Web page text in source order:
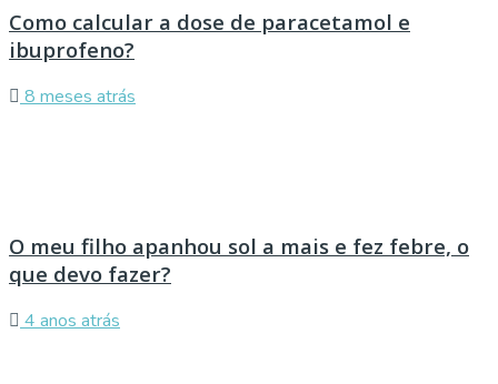
Como calcular a dose de paracetamol e
ibuprofeno?
8 meses atrás
O meu filho apanhou sol a mais e fez febre, o
que devo fazer?
4 anos atrás